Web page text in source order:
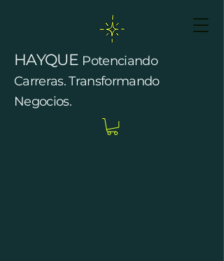
HAYQUE Potenciando
Carreras. Transformando
Negocios.